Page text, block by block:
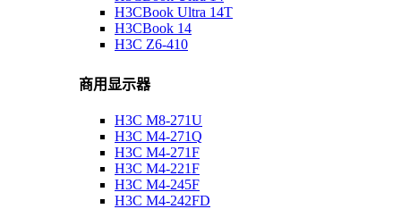
H3CBook Ultra 14T
H3CBook 14
H3C Z6-410
商用显示器
H3C M8-271U
H3C M4-271Q
H3C M4-271F
H3C M4-221F
H3C M4-245F
H3C M4-242FD